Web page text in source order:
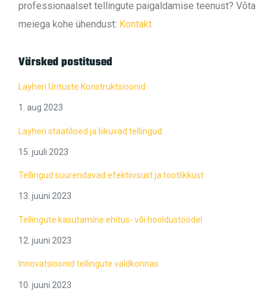
professionaalset tellingute paigaldamise teenust? Võta
meiega kohe ühendust: Kontakt
Värsked postitused
Layheri Ürituste Konstruktsioonid
1. aug 2023
Layheri staatilised ja liikuvad tellingud
15. juuli 2023
Tellingud suurendavad efektiivsust ja tootlikkust
13. juuni 2023
Tellingute kasutamine ehitus- või hooldustöödel
12. juuni 2023
Innovatsioonid tellingute valdkonnas
10. juuni 2023